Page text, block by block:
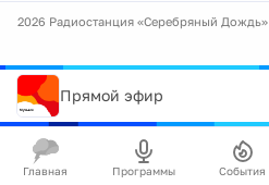
2026 Радиостанция «Серебряный Дождь»
Прямой эфир
Главная Программы События